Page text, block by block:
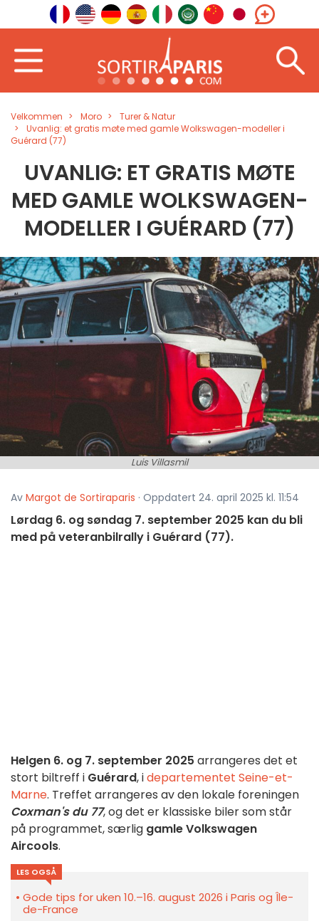
Velkommen Moro
Turer & Natur
Uvanlig: et gratis møte med gamle Wolkswagen-modeller i
Guérard (77)
UVANLIG: ET GRATIS MØTE
MED GAMLE WOLKSWAGEN-
MODELLER I GUÉRARD (77)
Luis Villasmil
Av Margot de Sortiraparis · Oppdatert 24. april 2025 kl. 11:54
Lørdag 6. og søndag 7. september 2025 kan du bli
med på veteranbilrally i Guérard (77).
Helgen 6. og 7. september 2025 arrangeres det et
stort biltreff i Guérard, idepartementet Seine-et-
Marne. Treffet arrangeres av den lokale foreningen
Coxman's du 77, og det er klassiske biler som står
på programmet, særlig gamle Volkswagen
Aircools.
LES OGSÅ
Gode tips for uken 10.–16. august 2026 i Paris og Île-
de-France